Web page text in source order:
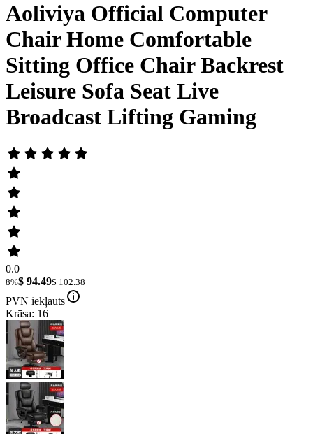
Aoliviya Official Computer
Chair Home Comfortable
Sitting Office Chair Backrest
Leisure Sofa Seat Live
Broadcast Lifting Gaming
0.0
8%$ 94.49$ 102.38
PVN iekļauts
Krāsa: 16